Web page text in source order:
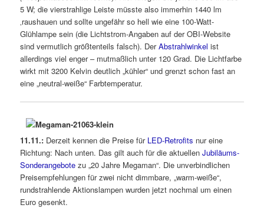
5 W; die vierstrahlige Leiste müsste also immerhin 1440 lm
‚raushauen und sollte ungefähr so hell wie eine 100-Watt-
Glühlampe sein (die Lichtstrom-Angaben auf der OBI-Website
sind vermutlich größtenteils falsch). DerAbstrahlwinkel ist
allerdings viel enger – mutmaßlich unter 120 Grad. Die Lichtfarbe
wirkt mit 3200 Kelvin deutlich „kühler“ und grenzt schon fast an
eine „neutral-weiße“ Farbtemperatur.
11.11.: Derzeit kennen die Preise für LED-Retrofits nur eine
Richtung: Nach unten. Das gilt auch für die aktuellenJubiläums-
Sonderangebote zu „20 Jahre Megaman“. Die unverbindlichen
Preisempfehlungen für zwei nicht dimmbare, „warm-weiße“,
rundstrahlende Aktionslampen wurden jetzt nochmal um einen
Euro gesenkt.